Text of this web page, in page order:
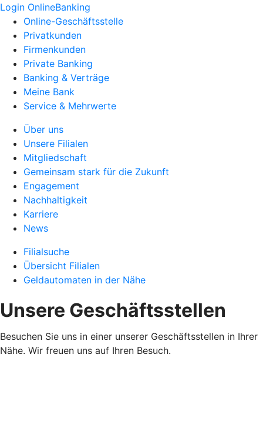
Login OnlineBanking
Online-Geschäftsstelle
Privatkunden
Firmenkunden
Private Banking
Banking & Verträge
Meine Bank
Service & Mehrwerte
Über uns
Unsere Filialen
Mitgliedschaft
Gemeinsam stark für die Zukunft
Engagement
Nachhaltigkeit
Karriere
News
Filialsuche
Übersicht Filialen
Geldautomaten in der Nähe
Unsere Geschäftsstellen
Besuchen Sie uns in einer unserer Geschäftsstellen in Ihrer
Nähe. Wir freuen uns auf Ihren Besuch.